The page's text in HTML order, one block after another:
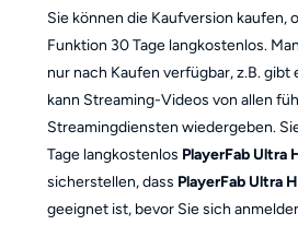
Sie können die Kaufversion kaufen,
Funktion 30 Tage langkostenlos.
nur nach Kaufen verfügbar, z.B. gibt
kann Streaming-Videos von allen
Streamingdiensten wiedergeben.
Tage langkostenlos PlayerFab Ultra
sicherstellen, dass PlayerFab Ultra
geeignet ist, bevor Sie sich